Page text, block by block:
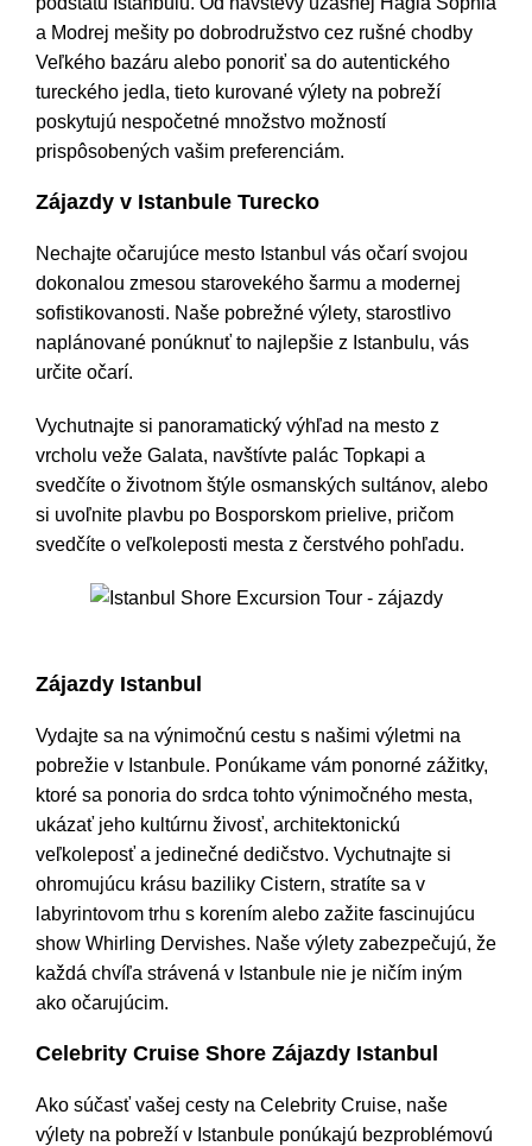
a Modrej mešity po dobrodružstvo cez rušné chodby
Veľkého bazáru alebo ponoriť sa do autentického
tureckého jedla, tieto kurované výlety na pobreží
poskytujú nespočetné množstvo možností
prispôsobených vašim preferenciám.
Zájazdy v Istanbule Turecko
Nechajte očarujúce mesto Istanbul vás očarí svojou
dokonalou zmesou starovekého šarmu a modernej
sofistikovanosti. Naše pobrežné výlety, starostlivo
naplánované ponúknuť to najlepšie z Istanbulu, vás
určite očarí.
Vychutnajte si panoramatický výhľad na mesto z
vrcholu veže Galata, navštívte palác Topkapi a
svedčíte o životnom štýle osmanských sultánov, alebo
si uvoľnite plavbu po Bosporskom prielive, pričom
svedčíte o veľkoleposti mesta z čerstvého pohľadu.
Zájazdy Istanbul
Vydajte sa na výnimočnú cestu s našimi výletmi na
pobrežie v Istanbule. Ponúkame vám ponorné zážitky,
ktoré sa ponoria do srdca tohto výnimočného mesta,
ukázať jeho kultúrnu živosť, architektonickú
veľkoleposť a jedinečné dedičstvo. Vychutnajte si
ohromujúcu krásu baziliky Cistern, stratíte sa v
labyrintovom trhu s korením alebo zažite fascinujúcu
show Whirling Dervishes. Naše výlety zabezpečujú, že
každá chvíľa strávená v Istanbule nie je ničím iným
ako očarujúcim.
Celebrity Cruise Shore Zájazdy Istanbul
Ako súčasť vašej cesty na Celebrity Cruise, naše
výlety na pobreží v Istanbule ponúkajú bezproblémovú